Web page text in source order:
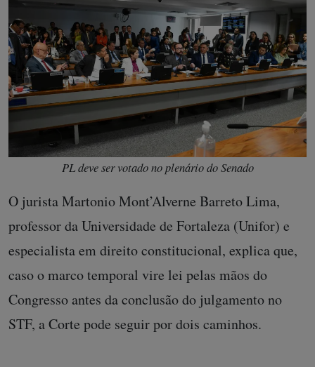
PL deve ser votado no plenário do Senado
O jurista Martonio Mont’Alverne Barreto Lima,
professor da Universidade de Fortaleza (Unifor) e
especialista em direito constitucional, explica que,
caso o marco temporal vire lei pelas mãos do
Congresso antes da conclusão do julgamento no
STF, a Corte pode seguir por dois caminhos.